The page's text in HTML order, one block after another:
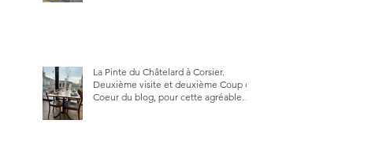
La Pinte du Châtelard à Corsier.
Deuxième visite et deuxième Coup de
Coeur du blog, pour cette agréable